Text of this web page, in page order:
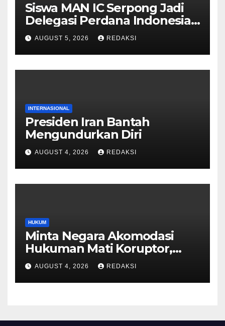
Siswa MAN IC Serpong Jadi
Delegasi Perdana Indonesia
di Olimpiade Sains Nuklir
Internasional
AUGUST 5, 2026 REDAKSI
INTERNASIONAL
Presiden Iran Bantah
Mengundurkan Diri
AUGUST 4, 2026 REDAKSI
HUKUM
Minta Negara Akomodasi
Hukuman Mati Koruptor,
MUI: Ini Aspirasi Publik
AUGUST 4, 2026 REDAKSI